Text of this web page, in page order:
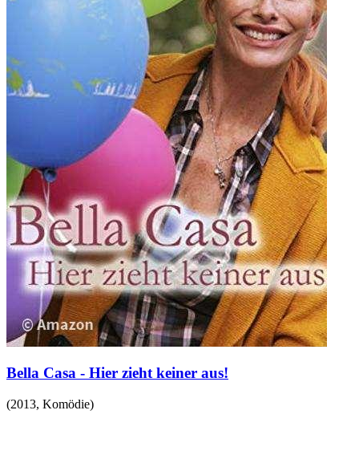
Bella Casa - Hier zieht keiner aus!
(2013, Komödie)